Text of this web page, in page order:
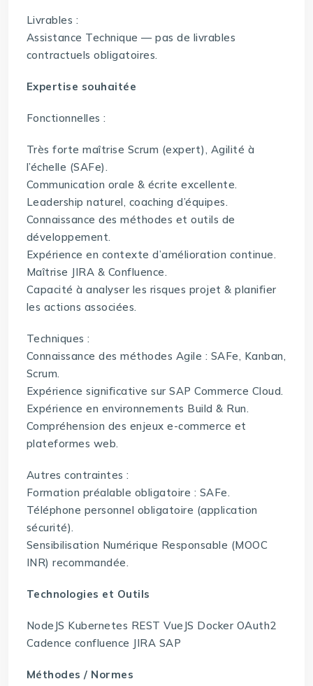
Livrables :
Assistance Technique — pas de livrables
contractuels obligatoires.
Expertise souhaitée
Fonctionnelles :
Très forte maîtrise Scrum (expert), Agilité à
l’échelle (SAFe).
Communication orale & écrite excellente.
Leadership naturel, coaching d’équipes.
Connaissance des méthodes et outils de
développement.
Expérience en contexte d’amélioration continue.
Maîtrise JIRA & Confluence.
Capacité à analyser les risques projet & planifier
les actions associées.
Techniques :
Connaissance des méthodes Agile : SAFe, Kanban,
Scrum.
Expérience significative sur SAP Commerce Cloud.
Expérience en environnements Build & Run.
Compréhension des enjeux e-commerce et
plateformes web.
Autres contraintes :
Formation préalable obligatoire : SAFe.
Téléphone personnel obligatoire (application
sécurité).
Sensibilisation Numérique Responsable (MOOC
INR) recommandée.
Technologies et Outils
NodeJS Kubernetes REST VueJS Docker OAuth2
Cadence confluence JIRA SAP
Méthodes / Normes